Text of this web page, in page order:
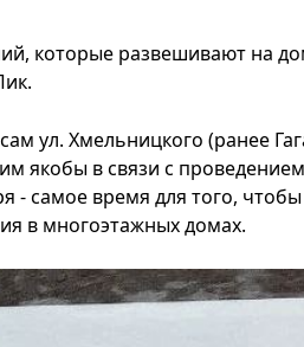
которые развешивают на
ул. Хмельницкого (ранее
якобы в связи с
- самое время для того,
в многоэтажных домах.